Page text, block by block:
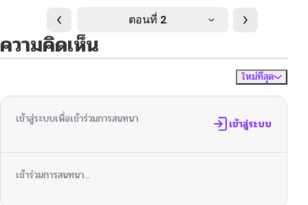
ตอนที่ 2
ความคิดเห็น
ใหม่ที่สุด
เข้าสู่ระบบเพื่อเข้าร่วมการสนทนา เข้าสู่ระบบ
เข้าร่วมการสนทนา...